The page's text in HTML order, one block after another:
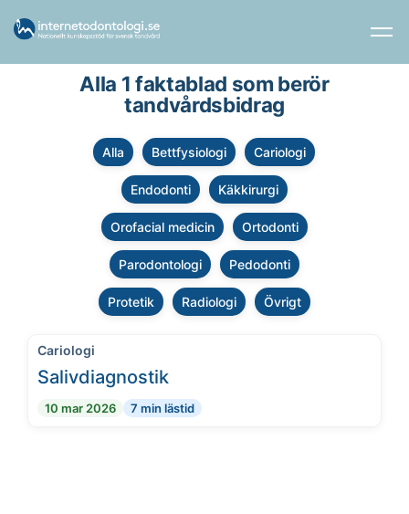
Alla 1 faktablad som berör
tandvårdsbidrag
Alla Bettfysiologi Cariologi
Endodonti Käkkirurgi
Orofacial medicin Ortodonti
Parodontologi Pedodonti
Protetik Radiologi Övrigt
Cariologi
Salivdiagnostik
10 mar 2026 7 min lästid